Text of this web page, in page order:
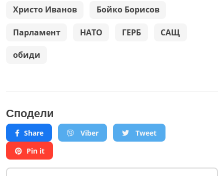
Христо Иванов Бойко Борисов
Парламент НАТО ГЕРБ САЩ
обиди
Сподели
Share Viber
Tweet
Pin it